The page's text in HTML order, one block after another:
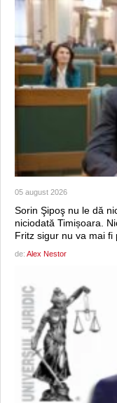
05 august 2026
Sorin Şipoş nu le dă
niciodată Timișoara.
Fritz sigur nu va mai fi
de: Alex Nestor